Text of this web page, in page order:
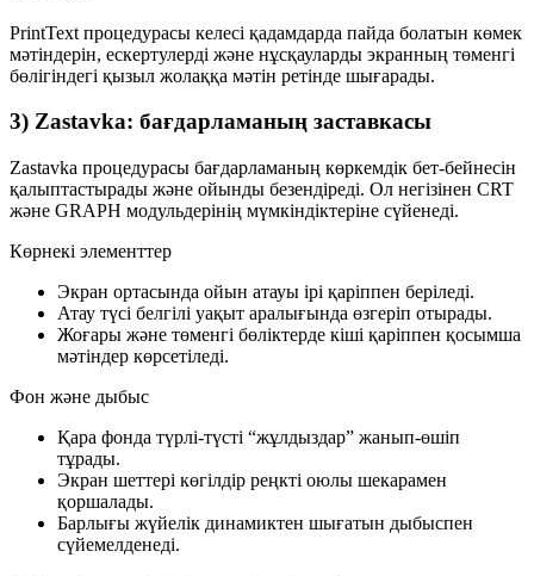
PrintText процедурасы келесі қадамдарда пайда болатын көмек
мәтіндерін, ескертулерді және нұсқауларды экранның төменгі
бөлігіндегі қызыл жолаққа мәтін ретінде шығарады.
3) Zastavka: бағдарламаның заставкасы
Zastavka процедурасы бағдарламаның көркемдік бет-бейнесін
қалыптастырады және ойынды безендіреді. Ол негізінен CRT
және GRAPH модульдерінің мүмкіндіктеріне сүйенеді.
Көрнекі элементтер
Экран ортасында ойын атауы ірі қаріппен беріледі.
Атау түсі белгілі уақыт аралығында өзгеріп отырады.
Жоғары және төменгі бөліктерде кіші қаріппен қосымша
мәтіндер көрсетіледі.
Фон және дыбыс
Қара фонда түрлі-түсті “жұлдыздар” жанып-өшіп
тұрады.
Экран шеттері көгілдір реңкті оюлы шекарамен
қоршалады.
Барлығы жүйелік динамиктен шығатын дыбыспен
сүйемелденеді.